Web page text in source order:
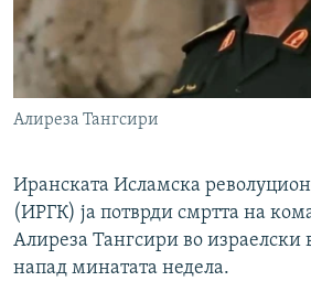
Алиреза Тангсири
Иранската Исламска
(ИРГК) ја потврди смртта на
Алиреза Тангсири во израелски
напад минатата недела.